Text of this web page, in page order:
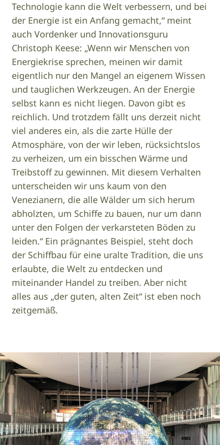
Technologie kann die Welt verbessern, und bei
der Energie ist ein Anfang gemacht,“ meint
auch Vordenker und Innovationsguru
Christoph Keese: „Wenn wir Menschen von
Energiekrise sprechen, meinen wir damit
eigentlich nur den Mangel an eigenem Wissen
und tauglichen Werkzeugen. An der Energie
selbst kann es nicht liegen. Davon gibt es
reichlich. Und trotzdem fällt uns derzeit nicht
viel anderes ein, als die zarte Hülle der
Atmosphäre, von der wir leben, rücksichtslos
zu verheizen, um ein bisschen Wärme und
Treibstoff zu gewinnen. Mit diesem Verhalten
unterscheiden wir uns kaum von den
Venezianern, die alle Wälder um sich herum
abholzten, um Schiffe zu bauen, nur um dann
unter den Folgen der verkarsteten Böden zu
leiden.“ Ein prägnantes Beispiel, steht doch
der Schiffbau für eine uralte Tradition, die uns
erlaubte, die Welt zu entdecken und
miteinander Handel zu treiben. Aber nicht
alles aus „der guten, alten Zeit“ ist eben noch
zeitgemäß.